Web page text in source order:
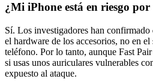
¿Mi iPhone está en riesgo
Sí. Los investigadores han
el hardware de los accesorios, no en
teléfono. Por lo tanto, aunque Fast
si usas unos auriculares vulnerables
expuesto al ataque.